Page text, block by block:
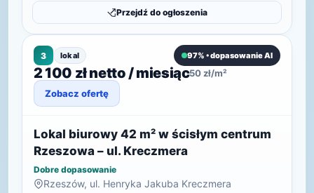
Przejdź do ogłoszenia
3 lokal 97% • dopasowanie AI
2 100 zł netto / miesiąc50 zł/m²
Zobacz ofertę
Lokal biurowy 42 m² w ścisłym centrum
Rzeszowa – ul. Kreczmera
Dobre dopasowanie
Rzeszów, ul. Henryka Jakuba Kreczmera